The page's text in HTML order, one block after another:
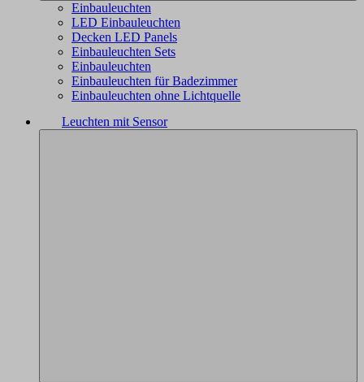
Einbauleuchten
LED Einbauleuchten
Decken LED Panels
Einbauleuchten Sets
Einbauleuchten
Einbauleuchten für Badezimmer
Einbauleuchten ohne Lichtquelle
Leuchten mit Sensor